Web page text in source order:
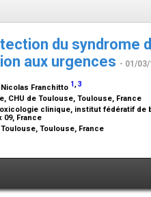
du syndrome
aux urgences - 01/
Nicolas Franchitto 1,3
CHU de Toulouse, Toulouse, France
clinique, institut fédératif de
09, France
Toulouse, France